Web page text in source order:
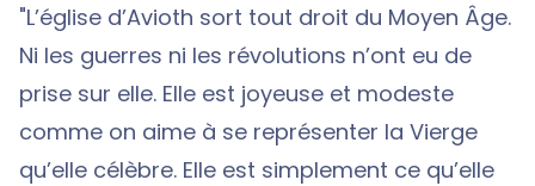
"L’église d’Avioth sort tout droit du Moyen Âge.
Ni les guerres ni les révolutions n’ont eu de
prise sur elle. Elle est joyeuse et modeste
comme on aime à se représenter la Vierge
qu’elle célèbre. Elle est simplement ce qu’elle